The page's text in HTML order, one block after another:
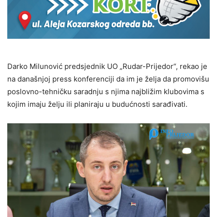
Darko Milunović predsjednik UO „Rudar-Prijedor“, rekao je
na današnjoj press konferenciji da im je želja da promovišu
poslovno-tehničku saradnju s njima najbližim klubovima s
kojim imaju želju ili planiraju u budućnosti sarađivati.